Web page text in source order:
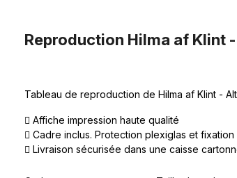
Reproduction Hilma af Klint
Tableau de reproduction de Hilma af Klint -
Affiche impression haute qualité
Cadre inclus. Protection plexiglas et
Livraison sécurisée dans une caisse